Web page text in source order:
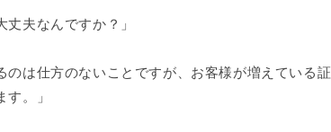
夫なんですか？」
は仕方のないことですが、お客様が増えている証
。」